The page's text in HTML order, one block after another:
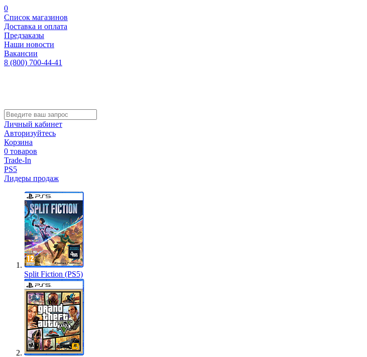
0
Список магазинов
Доставка и оплата
Предзаказы
Наши новости
Вакансии
8 (800) 700-44-41
Личный кабинет
Авторизуйтесь
Корзина
0 товаров
Trade-In
PS5
Лидеры продаж
Split Fiction (PS5)